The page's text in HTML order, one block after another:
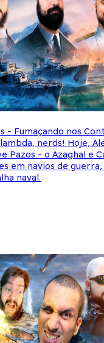
- Fumaçando nos
nerds! Hoje,
Pazos - o Azaghal e
em navios de
naval.